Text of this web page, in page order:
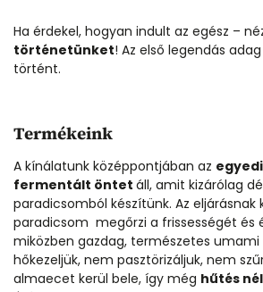
Ha érdekel, hogyan indult az egész –
történetünket! Az első legendás
történt.
Termékeink
A kínálatunk középpontjában az
fermentált öntet áll, amit kizárólag
paradicsomból készítünk. Az eljárásnak
paradicsom megőrzi a frissességét és
miközben gazdag, természetes umami
hőkezeljük, nem pasztörizáljuk, nem
almaecet kerül bele, így még hűtés